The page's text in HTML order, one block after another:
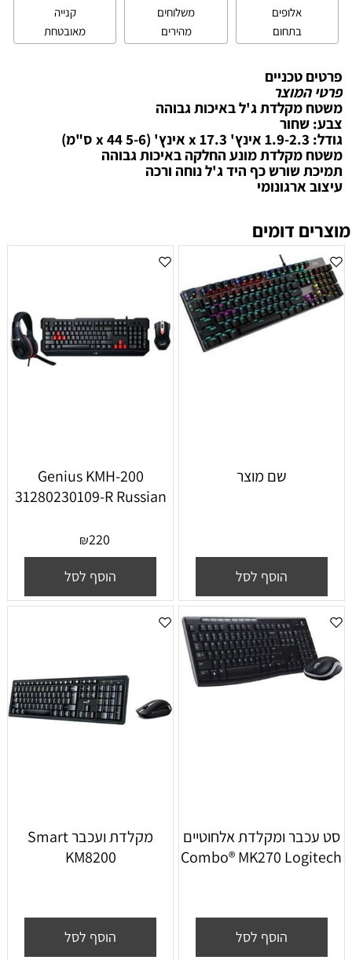
אלופים
בתחום
משלוחים
מהירים
קנייה
מאובטחת
פרטים טכניים
פרטי המוצר
משטח מקלדת ג'ל באיכות גבוהה
צבע: שחור
גודל: 1.9-2.3 אינץ' x 17.3 אינץ' (5-6 x 44 ס"מ)
משטח מקלדת מונע החלקה באיכות גבוהה
תמיכת שורש כף היד ג'ל נוחה ורכה
עיצוב ארגונומי
מוצרים דומים
שם מוצר
הוסף לסל
Genius KMH-200
31280230109-R Russian
₪220
הוסף לסל
סט עכבר ומקלדת אלחוטיים
Combo® MK270 Logitech
הוסף לסל
‏מקלדת ועכבר Smart
KM8200
הוסף לסל